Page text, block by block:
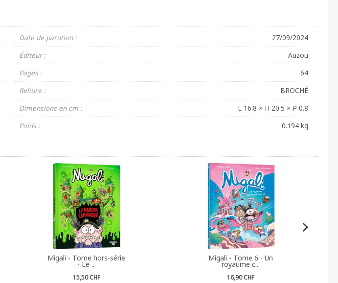
Date de parution :
27/09/2024
Éditeur :
Auzou
Pages :
64
Reliure :
BROCHÉ
Dimensions en cm :
L 16.8 × H 20.5 × P 0.8
Poids :
0.194 kg
Migali - Tome hors-série
- Le ...
15,50 CHF
Migali - Tome 6 - Un
royaume c...
16,90 CHF